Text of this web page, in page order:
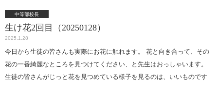
番号は他人に言わない。受験校の同じ親しい友人との行動もどこまで一
緒にするか事前に考えておく。（合否が別れたときが辛いので） □ 第二
志望以降は数字をつけない。それぞれの学校のどこが好きかを話題にし
て楽しみに。 □ 不合格になった学校を否定しない。（あきらめたころ繰
り上げがくる学校もありますし、手に入らなかったものを否定する概念
をいれないように） □ 合格した学校に｢あなたを認めてくれた｣という
中等部校長
生け花2回目（20250128）
2025.1.28
今日から生徒の皆さんも実際にお花に触れます。 花と向き合って、その
花の一番綺麗なところを見つけてください、と先生はおっしゃいます。
生徒の皆さんがじっと花を見つめている様子を見るのは、いいものです